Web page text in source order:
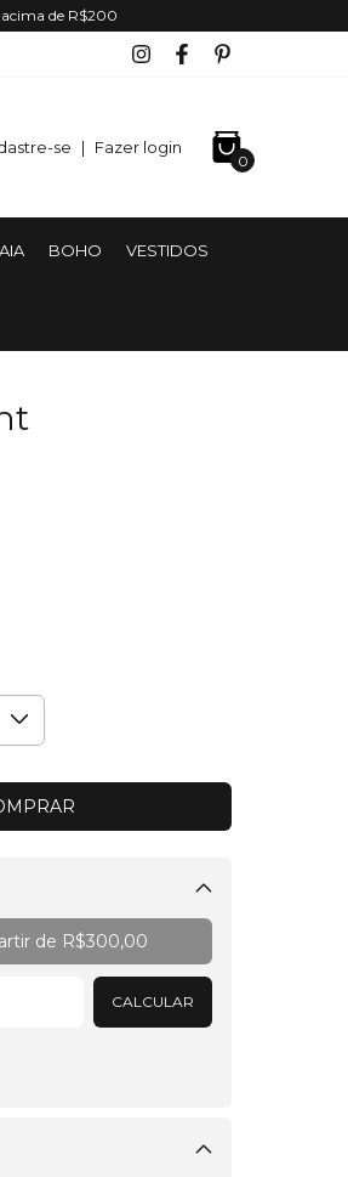
de R$200
se | Fazer login
0
BOHO VESTIDOS
de R$300,00
CALCULAR